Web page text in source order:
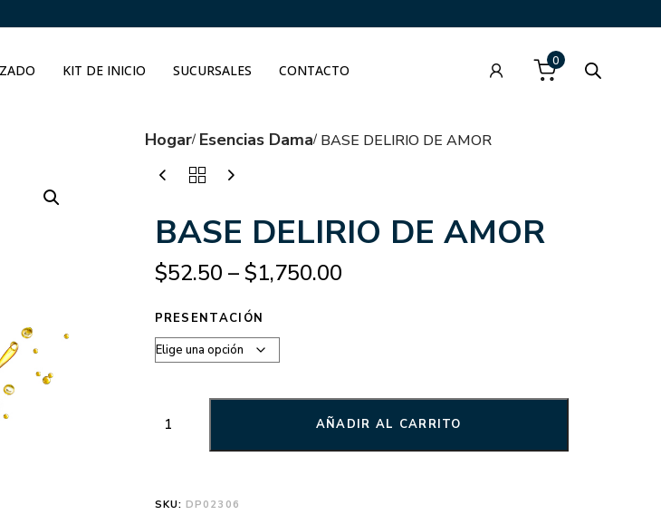
KIT DE INICIO SUCURSALES CONTACTO
0
Hogar Esencias Dama BASE DELIRIO DE AMOR
BASE DELIRIO DE AMOR
$52.50 – $1,750.00
PRESENTACIÓN
AÑADIR AL CARRITO
SKU: DP02306